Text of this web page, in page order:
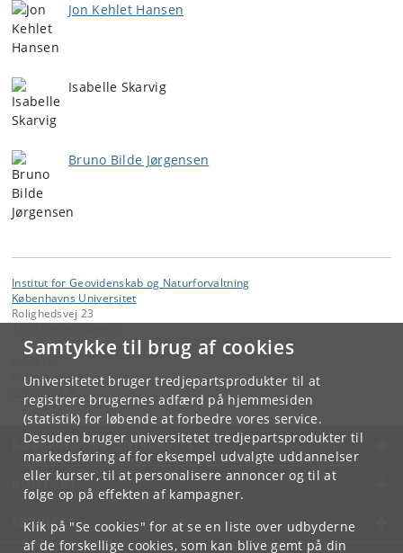
Samtykke til brug af cookies
Universitetet bruger tredjepartsprodukter til at
registrere brugernes adfærd på hjemmesiden
(statistik) for løbende at forbedre vores service.
Desuden bruger universitetet tredjepartsprodukter til
markedsføring af for eksempel udvalgte uddannelser
eller kurser, til at personalisere annoncer og til at
følge op på effekten af kampagner.
Klik på "Se cookies" for at se en liste over udbyderne
af de forskellige cookies, som kan blive gemt på din
Jon Kehlet Hansen
Isabelle Skarvig
Bruno Bilde Jørgensen
Institut for Geovidenskab og Naturforvaltning
Københavns Universitet
Rolighedsvej 23
Videntjenesten
KØBENHAVNS UNIVERSITET
KONTAKT
SERVICES